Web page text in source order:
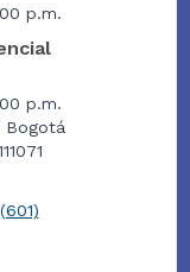
p.m.
p.m.
Bogotá